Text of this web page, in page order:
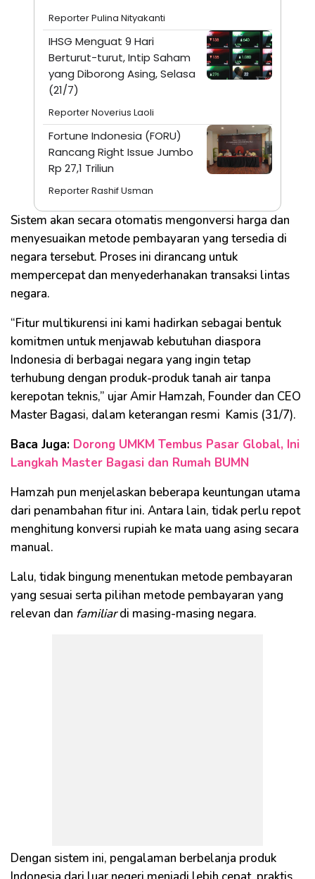
Reporter Pulina Nityakanti
IHSG Menguat 9 Hari
Berturut-turut, Intip Saham
yang Diborong Asing, Selasa
(21/7)
Reporter Noverius Laoli
Fortune Indonesia (FORU)
Rancang Right Issue Jumbo
Rp 27,1 Triliun
Reporter Rashif Usman
Sistem akan secara otomatis mengonversi harga dan
menyesuaikan metode pembayaran yang tersedia di
negara tersebut. Proses ini dirancang untuk
mempercepat dan menyederhanakan transaksi lintas
negara.
“Fitur multikurensi ini kami hadirkan sebagai bentuk
komitmen untuk menjawab kebutuhan diaspora
Indonesia di berbagai negara yang ingin tetap
terhubung dengan produk-produk tanah air tanpa
kerepotan teknis,” ujar Amir Hamzah, Founder dan CEO
Master Bagasi, dalam keterangan resmi Kamis (31/7).
Baca Juga: Dorong UMKM Tembus Pasar Global, Ini
Langkah Master Bagasi dan Rumah BUMN
Hamzah pun menjelaskan beberapa keuntungan utama
dari penambahan fitur ini. Antara lain, tidak perlu repot
menghitung konversi rupiah ke mata uang asing secara
manual.
Lalu, tidak bingung menentukan metode pembayaran
yang sesuai serta pilihan metode pembayaran yang
relevan dan familiardi masing-masing negara.
Dengan sistem ini, pengalaman berbelanja produk